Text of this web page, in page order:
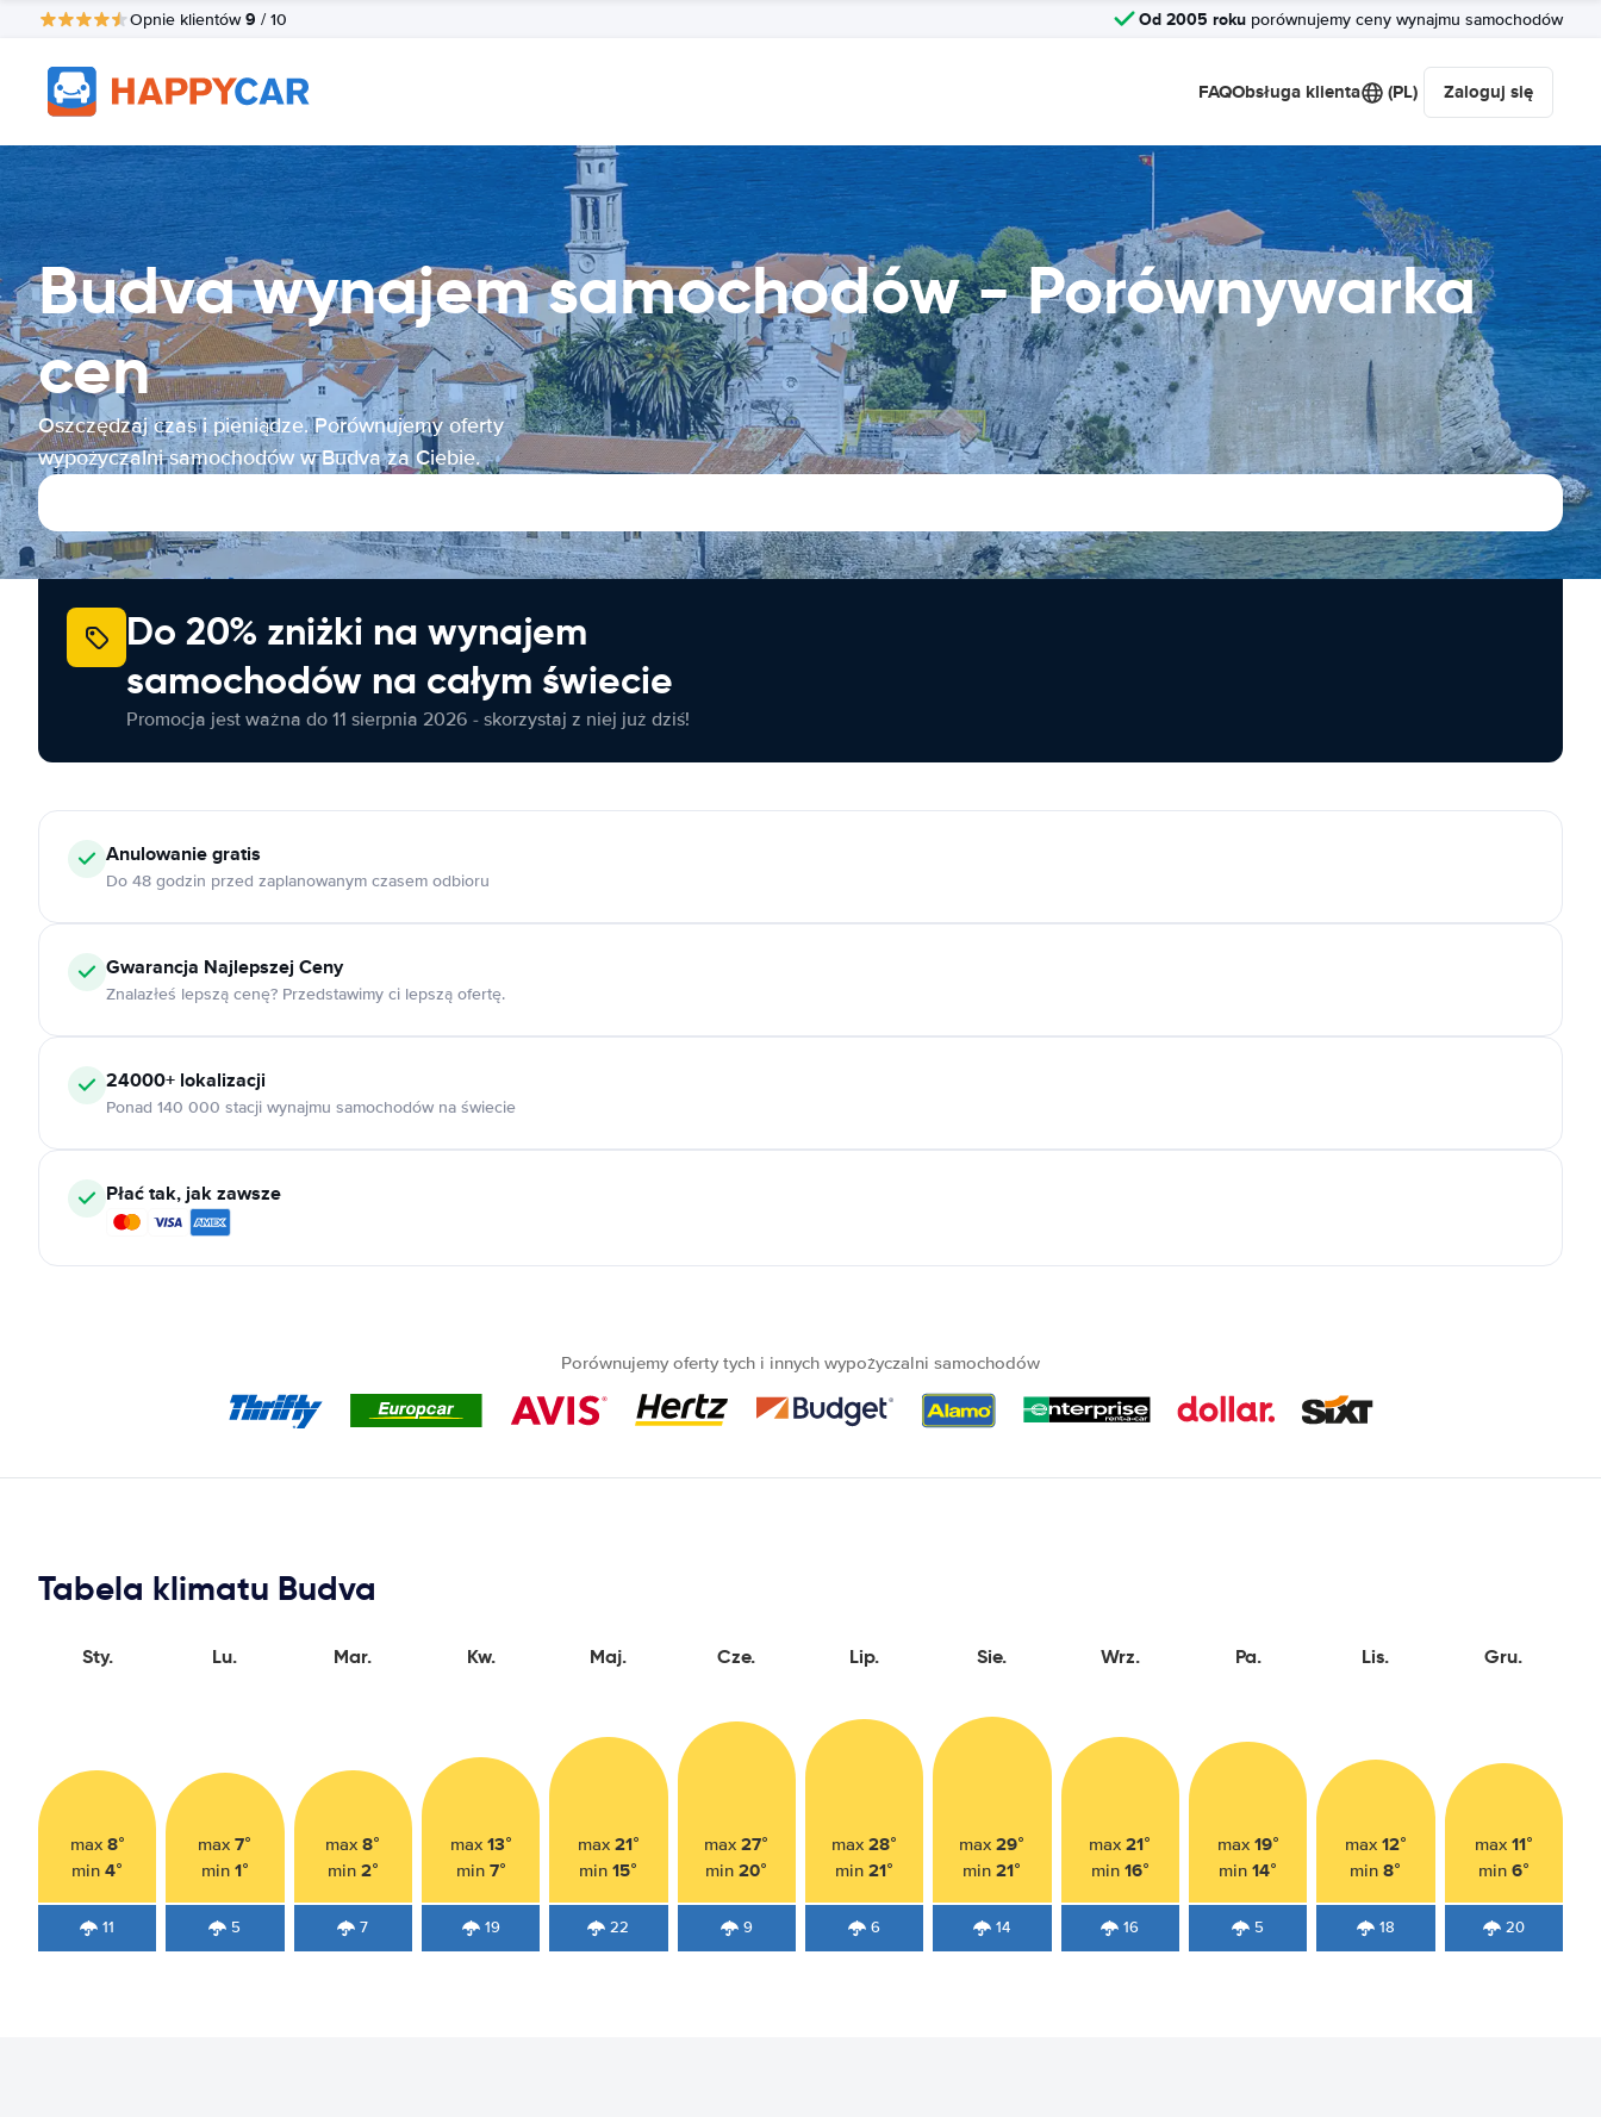
Opnie klientów9 / 10 Od 2005 roku porównujemy ceny wynajmu samochodów
FAQObsługa klienta (PL) Zaloguj się
Budva wynajem samochodów - Porównywarka
cen
Oszczędzaj czas i pieniądze. Porównujemy oferty
wypożyczalni samochodów w Budva za Ciebie.
Do 20% zniżki na wynajem
samochodów na całym świecie
Promocja jest ważna do 11 sierpnia 2026 - skorzystaj z niej już dziś!
Anulowaniegratis
Do 48 godzin przed zaplanowanym czasem odbioru
Gwarancja Najlepszej Ceny
Znalazłeś lepszą cenę? Przedstawimy ci lepszą ofertę.
24000+ lokalizacji
Ponad 140 000 stacji wynajmu samochodów na świecie
Płać tak, jak zawsze
Porównujemy oferty tych i innych wypożyczalni samochodów
Tabela klimatu Budva
Sty.
max 8°
min4°
11
Lu.
max7°
min 1°
5
Mar.
max8°
min 2°
7
Kw.
max 13°
min 7°
19
Maj.
max 21°
min15°
22
Cze.
max27°
min20°
9
Lip.
max28°
min21°
6
Sie.
max29°
min21°
14
Wrz.
max21°
min 16°
16
Pa.
max 19°
min14°
5
Lis.
max 12°
min8°
18
Gru.
max 11°
min 6°
20